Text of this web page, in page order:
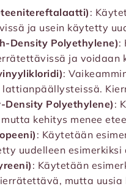
:
ja usein käytetty
Density Polyethylene):
ja voidaan
:
lattianpäällysteissä.
Density Polyethylene):
kehitys menee
: Käytetään
uudelleen esimerkiksi
: Käytetään
mutta